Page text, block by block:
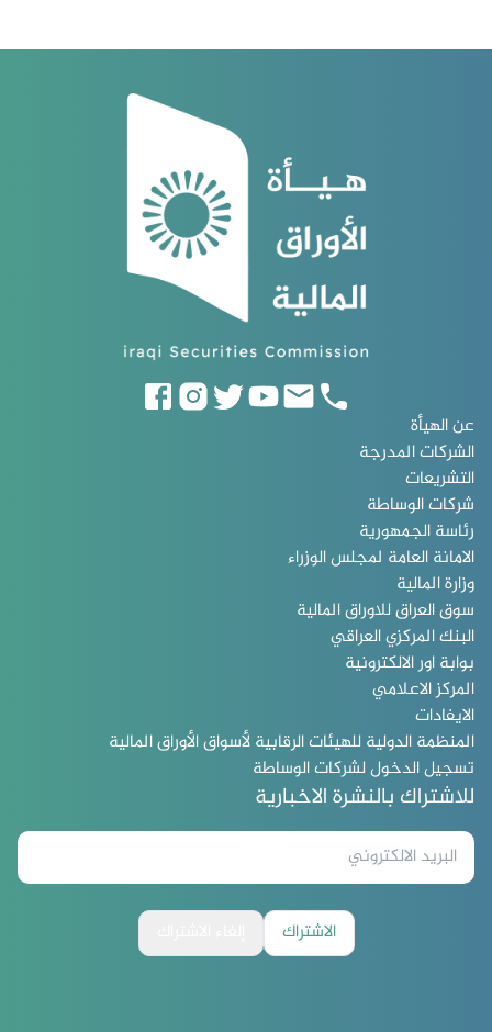
عن الهيأة
الشركات المدرجة
التشريعات
شركات الوساطة
رئاسة الجمهورية
الامانة العامة لمجلس الوزراء
وزارة المالية
سوق العراق للاوراق المالية
البنك المركزي العراقي
بوابة اور الالكترونية
المركز الاعلامي
الايفادات
المنظمة الدولية للهيئات الرقابية لأسواق الأوراق المالية
تسجيل الدخول لشركات الوساطة
للاشتراك بالنشرة الاخبارية
الاشتراك